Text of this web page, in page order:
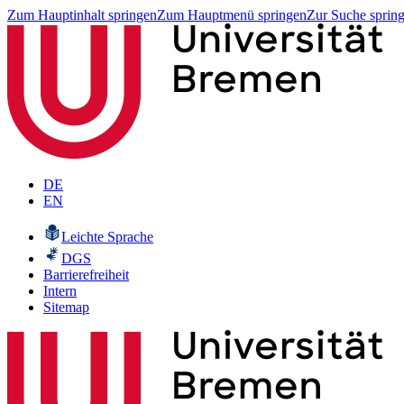
Zum Hauptinhalt springenZum Hauptmenü springenZur Suche
DE
EN
Leichte Sprache
DGS
Barrierefreiheit
Intern
Sitemap